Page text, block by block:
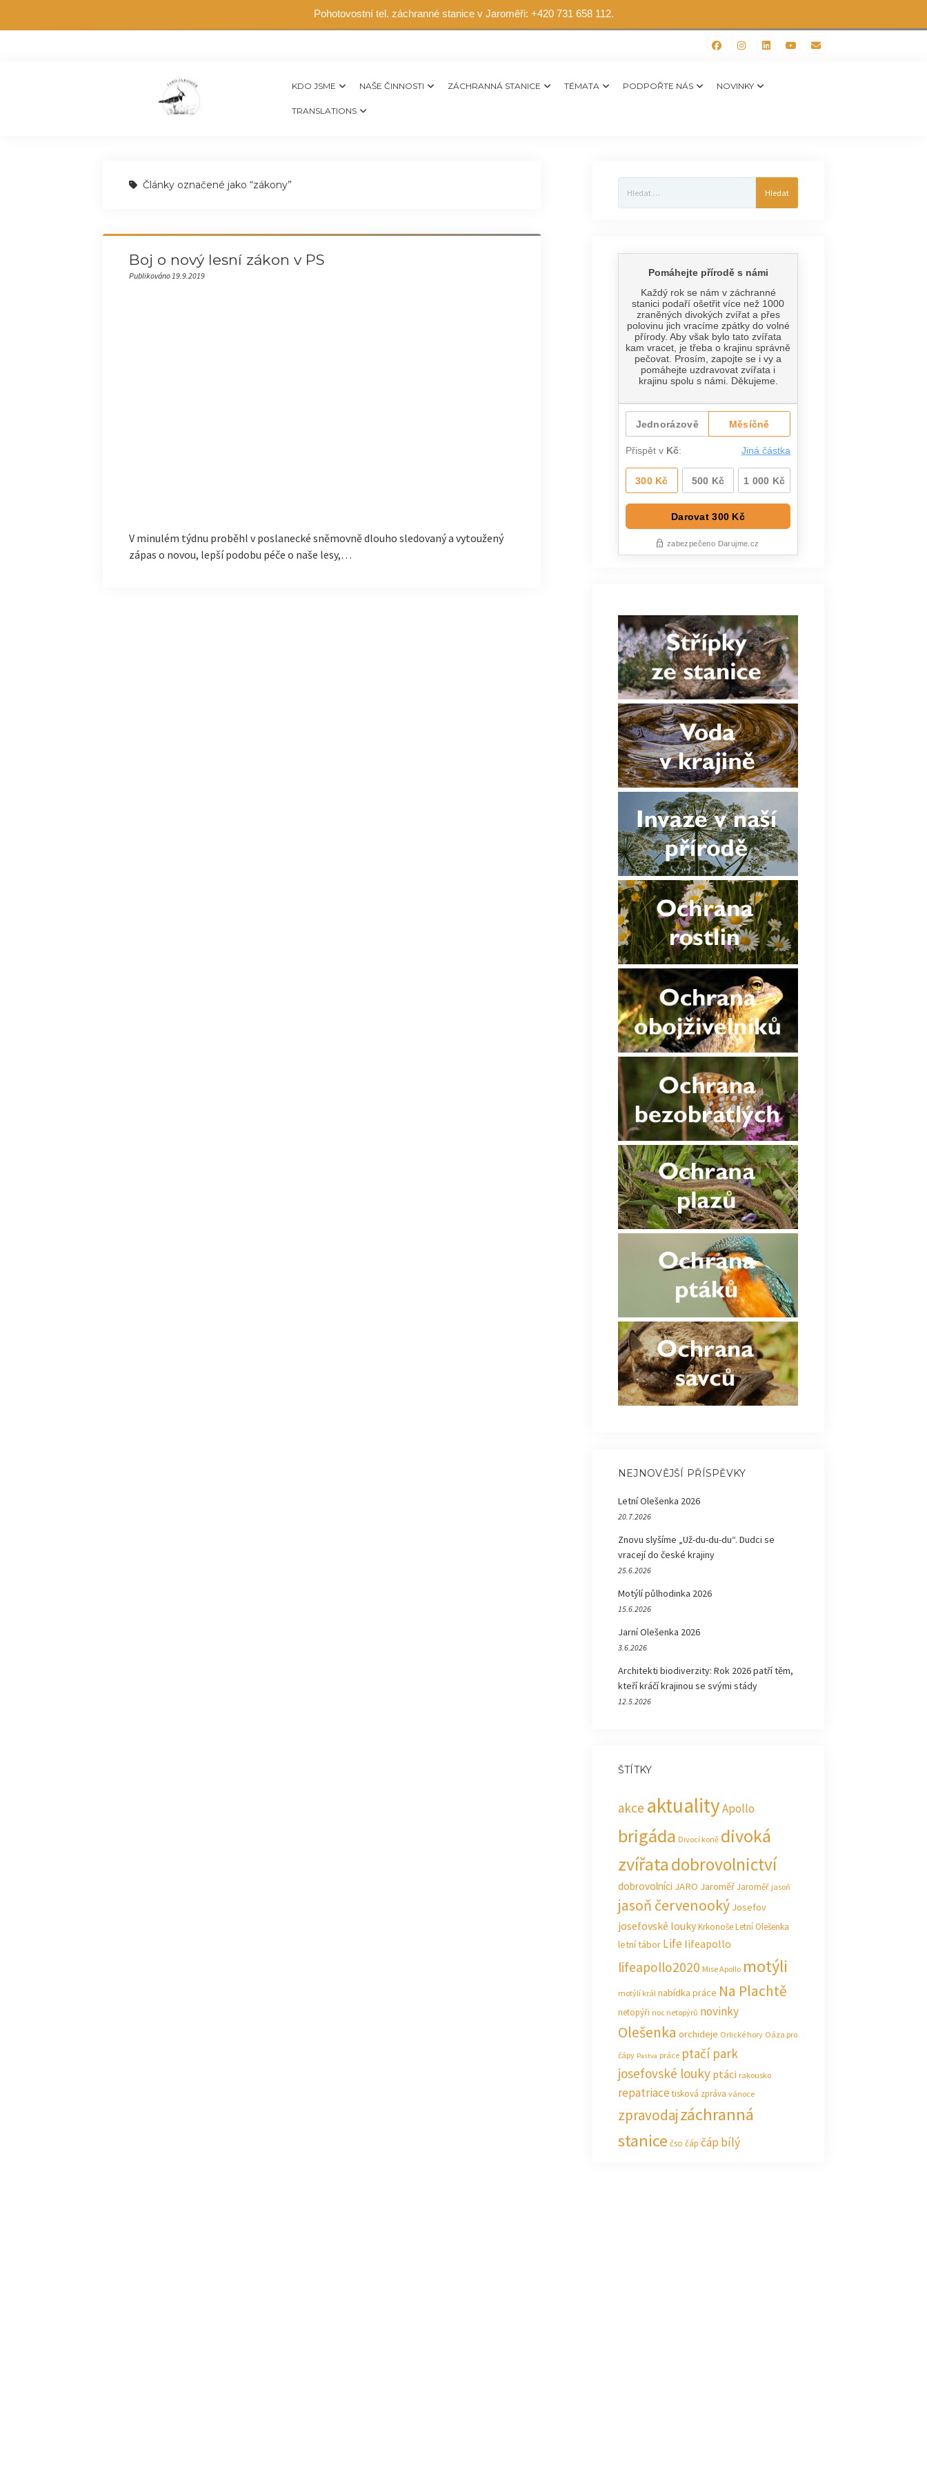
Pohotovostní tel. záchranné stanice v Jaroměři: +420 731 658 112.
KDO JSME NAŠE ČINNOSTI ZÁCHRANNÁ STANICE TÉMATA PODPOŘTE NÁS NOVINKY
TRANSLATIONS
Články označené jako “zákony”
Boj o nový lesní zákon v PS
Publikováno 19.9.2019
V minulém týdnu proběhl v poslanecké sněmovně dlouho sledovaný a vytoužený
zápas o novou, lepší podobu péče o naše lesy,…
NEJNOVĚJŠÍ PŘÍSPĚVKY
Letní Olešenka 2026
20.7.2026
Znovu slyšíme „Už-du-du-du“. Dudci se
vracejí do české krajiny
25.6.2026
Motýlí půlhodinka 2026
15.6.2026
Jarní Olešenka 2026
3.6.2026
Architekti biodiverzity: Rok 2026 patří těm,
kteří kráčí krajinou se svými stády
12.5.2026
ŠTÍTKY
akce aktualityApollo
brigáda Divocí koně divoká
zvířatadobrovolnictví
dobrovolníci JARO JaroměřJaroměř jasoň
jasoň červenooký Josefov
josefovské loukyKrkonošeLetní Olešenka
letní tábor Life lifeapollo
lifeapollo2020 Mise Apollo motýli
motýlí král nabídka práce Na Plachtě
netopýři noc netopýrů novinky
Olešenka orchideje Orlické hory Oáza pro
čápy Pastva práce ptačí park
josefovské louky ptáci rakousko
repatriacetisková zpráva vánoce
zpravodajzáchranná
stanice čso čáp čáp bílý